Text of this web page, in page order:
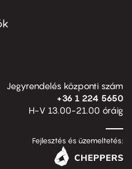
Jegyrendelés központi szám
+36 1 224 5650
H-V 13.00-21.00 óráig
Fejlesztés és üzemeltetés: